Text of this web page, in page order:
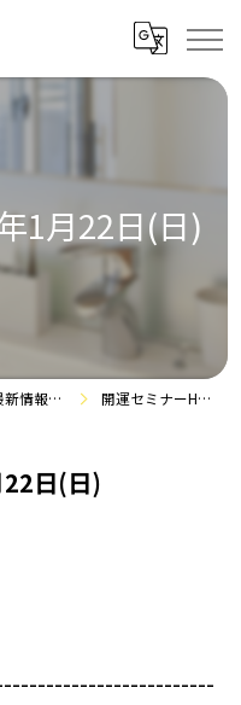
1月22日(日)
情報・施工事例 開運セミナーH24年1月22日(日)
日(日)